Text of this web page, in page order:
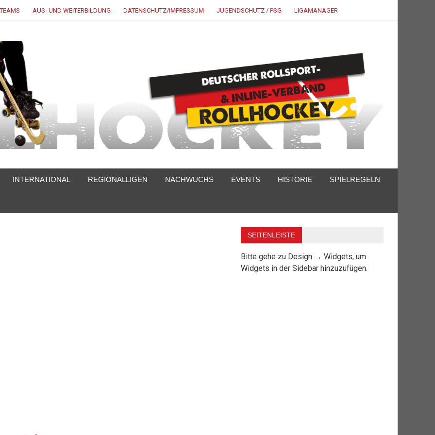
AUS- UND WEITERBILDUNG DATENSCHUTZ/IMPRESSUM JUGENDSCHUTZ / PSG LIGAMANAGER
INTERNATIONAL REGIONALLIGEN NACHWUCHS EVENTS HISTORIE SPIELREGELN
SEITENLEISTE
Bitte gehe zu Design → Widgets, um
Widgets in der Sidebar hinzuzufügen.